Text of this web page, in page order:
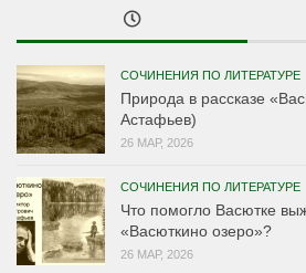
СОЧИНЕНИЯ ПО ЛИТЕРАТУРЕ
Природа в рассказе
Астафьев)
26 МАР, 2026
СОЧИНЕНИЯ ПО ЛИТЕРАТУРЕ
Что помогло Васютке
«Васюткино озеро»?
26 МАР, 2026